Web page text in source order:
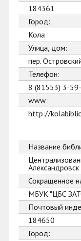
184361
Город:
Кола
Улица, дом:
пер.
Телефон:
8 (81553) 3-
www:
http://
Название
Сокращенное
МБУК "ЦБС
Почтовый
184650
Город: